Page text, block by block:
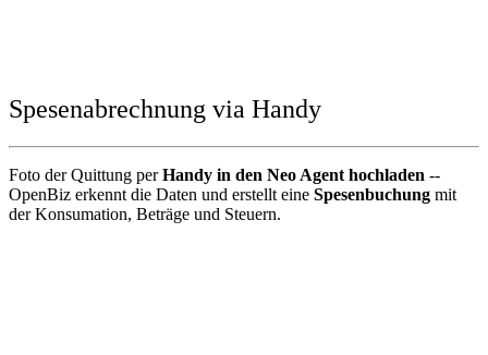
Spesenabrechnung via Handy
Foto der Quittung perHandy in den Neo Agent hochladen --
OpenBiz erkennt die Daten und erstellt eine Spesenbuchung mit
der Konsumation, Beträge und Steuern.